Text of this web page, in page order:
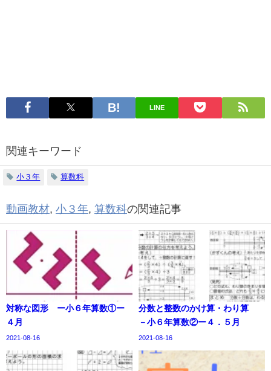
LINE
関連キーワード
小３年 算数科
動画教材, 小３年, 算数科の関連記事
対称な図形 ー小６年算数①ー
４月
2021-08-16
分数と整数のかけ算・わり算
－小６年算数②ー４．５月
2021-08-16